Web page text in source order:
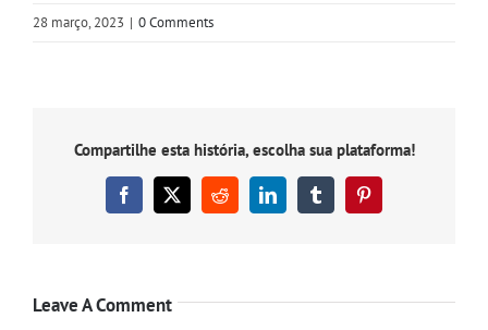
28 março, 2023 | 0 Comments
Compartilhe esta história, escolha sua plataforma!
Facebook
X RedditLinkedInTumblrPinterest
Leave A Comment